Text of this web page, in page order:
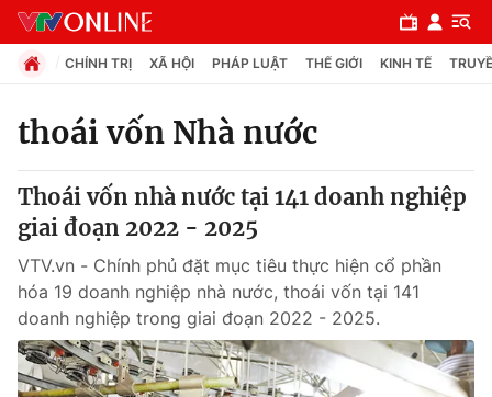
Chuyên mục
Chính trị
Xã hội
Pháp luật
CHÍNH TRỊ XÃ HỘI PHÁP LUẬT THẾ GIỚI KINH TẾ
thoái vốn Nhà nước
Thoái vốn nhà nước tại 141 doanh nghiệp
giai đoạn 2022 - 2025
VTV.vn - Chính phủ đặt mục tiêu thực hiện cổ phần
hóa 19 doanh nghiệp nhà nước, thoái vốn tại 141
doanh nghiệp trong giai đoạn 2022 - 2025.